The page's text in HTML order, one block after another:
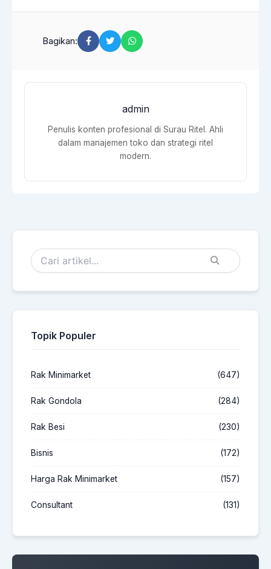
Bagikan:
admin
Penulis konten profesional di Surau Ritel. Ahli
dalam manajemen toko dan strategi ritel
modern.
Topik Populer
Rak Minimarket (647)
Rak Gondola (284)
Rak Besi (230)
Bisnis (172)
Harga Rak Minimarket (157)
Consultant (131)